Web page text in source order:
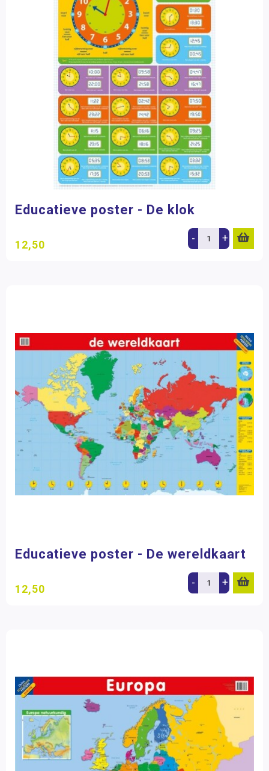
Educatieve poster - De klok
12,50 - +
Educatieve poster - De wereldkaart
12,50 - +